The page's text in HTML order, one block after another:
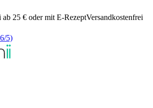
ab 25 € oder mit E-RezeptVersandkostenfrei
5)